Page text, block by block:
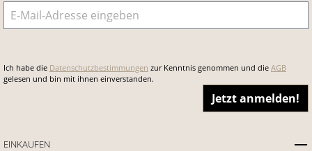
E-Mail-Adresse
Ich habe die Datenschutzbestimmungen zur Kenntnis genommen und die AGB
gelesen und bin mit ihnen einverstanden.
Jetzt anmelden!
EINKAUFEN